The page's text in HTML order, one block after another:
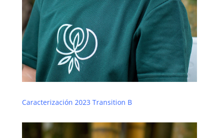
Caracterización 2023 Transition B